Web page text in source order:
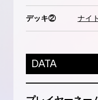
デッキ② ナイ
DATA